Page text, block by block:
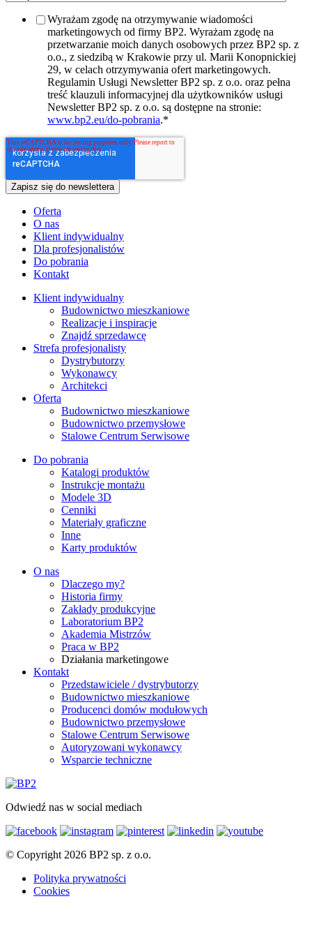
Wyrażam zgodę na otrzymywanie wiadomości
marketingowych od firmy BP2. Wyrażam zgodę na
przetwarzanie moich danych osobowych przez BP2 sp. z
o.o., z siedzibą w Krakowie przy ul. Marii Konopnickiej
29, w celach otrzymywania ofert marketingowych.
Regulamin Usługi Newsletter BP2 sp. z o.o. oraz pełna
treść klauzuli informacyjnej dla użytkowników usługi
Newsletter BP2 sp. z o.o. są dostępne na stronie:
www.bp2.eu/do-pobrania.*
Oferta
O nas
Klient indywidualny
Dla profesjonalistów
Do pobrania
Kontakt
Klient indywidualny
Budownictwo mieszkaniowe
Realizacje i inspiracje
Znajdź sprzedawcę
Strefa profesjonalisty
Dystrybutorzy
Wykonawcy
Architekci
Oferta
Budownictwo mieszkaniowe
Budownictwo przemysłowe
Stalowe Centrum Serwisowe
Do pobrania
Katalogi produktów
Instrukcje montażu
Modele 3D
Cenniki
Materiały graficzne
Inne
Karty produktów
O nas
Dlaczego my?
Historia firmy
Zakłady produkcyjne
Laboratorium BP2
Akademia Mistrzów
Praca w BP2
Działania marketingowe
Kontakt
Przedstawiciele / dystrybutorzy
Budownictwo mieszkaniowe
Producenci domów modułowych
Budownictwo przemysłowe
Stalowe Centrum Serwisowe
Autoryzowani wykonawcy
Wsparcie techniczne
Odwiedź nas w social mediach
© Copyright 2026 BP2 sp. z o.o.
Polityka prywatności
Cookies